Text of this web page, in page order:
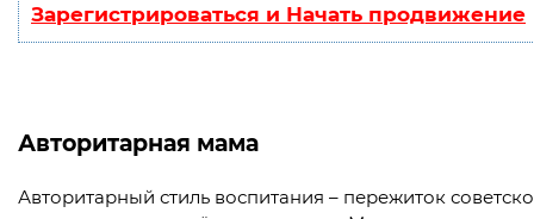
Зарегистрироваться и Начать продвижение
Авторитарная мама
Авторитарный стиль воспитания – пережиток